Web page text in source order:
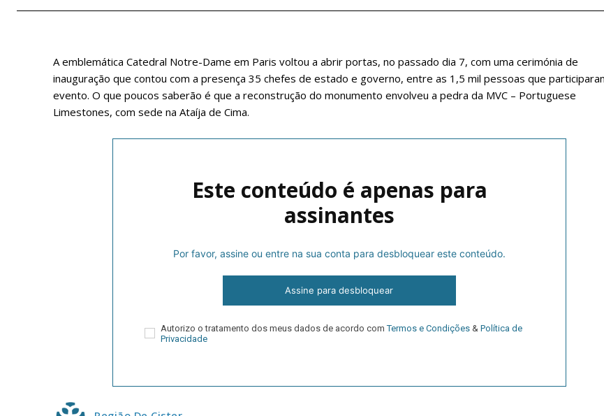
Planos de
Faça-se assinante do Região de Cister e ajude-nos a manter este
Sendo assinante terá acesso a todos os conteúdos exclusivos e versões
A emblemática Catedral Notre-Dame em Paris voltou a abrir portas, no passado dia 7, com uma cerimónia de
inauguração que contou com a presença 35 chefes de estado e governo, entre as 1,5 mil pessoas que
evento. O que poucos saberão é que a reconstrução do monumento envolveu a pedra da MVC – Portuguese
Limestones, com sede na Ataíja de Cima.
Este conteúdo é apenas para
assinantes
Por favor, assine ou entre na sua conta para desbloquear este conteúdo.
Assine para desbloquear
Autorizo o tratamento dos meus dados de acordo comTermos e Condições & Política de
Privacidade